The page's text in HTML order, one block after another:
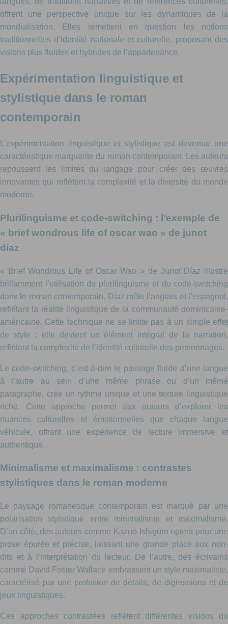
offrent une perspective unique sur les dynamiques de la
mondialisation. Elles remettent en question les notions
traditionnelles d’identité nationale et culturelle, proposant des
visions plus fluides et hybrides de l’appartenance.
Expérimentation linguistique et
stylistique dans le roman
contemporain
L’expérimentation linguistique et stylistique est devenue une
caractéristique marquante du roman contemporain. Les auteurs
repoussent les limites du langage pour créer des œuvres
innovantes qui reflètent la complexité et la diversité du monde
moderne.
Plurilinguisme et code-switching : l’exemple de
« brief wondrous life of oscar wao » de junot
díaz
« Brief Wondrous Life of Oscar Wao » de Junot Díaz illustre
brillamment l’utilisation du plurilinguisme et du code-switching
dans le roman contemporain. Díaz mêle l’anglais et l’espagnol,
reflétant la réalité linguistique de la communauté dominicaine-
américaine. Cette technique ne se limite pas à un simple effet
de style ; elle devient un élément intégral de la narration,
reflétant la complexité de l’identité culturelle des personnages.
Le code-switching, c’est-à-dire le passage fluide d’une langue
à l’autre au sein d’une même phrase ou d’un même
paragraphe, crée un rythme unique et une texture linguistique
riche. Cette approche permet aux auteurs d’explorer les
nuances culturelles et émotionnelles que chaque langue
véhicule, offrant une expérience de lecture immersive et
authentique.
Minimalisme et maximalisme : contrastes
stylistiques dans le roman moderne
Le paysage romanesque contemporain est marqué par une
polarisation stylistique entre minimalisme et maximalisme.
D’un côté, des auteurs comme Kazuo Ishiguro optent pour une
prose épurée et précise, laissant une grande place aux non-
dits et à l’interprétation du lecteur. De l’autre, des écrivains
comme David Foster Wallace embrassent un style maximaliste,
caractérisé par une profusion de détails, de digressions et de
jeux linguistiques.
Ces approches contrastées reflètent différentes visions du